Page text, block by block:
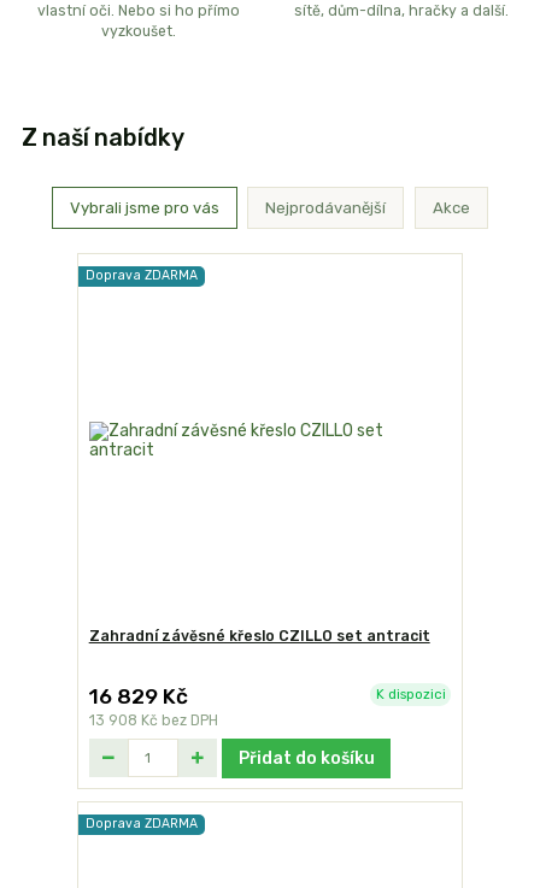
vlastní oči. Nebo si ho přímo
vyzkoušet.
sítě, dům-dílna, hračky a další.
Z naší nabídky
Vybrali jsme pro vás Nejprodávanější Akce
Doprava ZDARMA
Zahradní závěsné křeslo CZILLO set antracit
16 829 Kč
13 908 Kč bez DPH
K dispozici
Přidat do košíku
Doprava ZDARMA